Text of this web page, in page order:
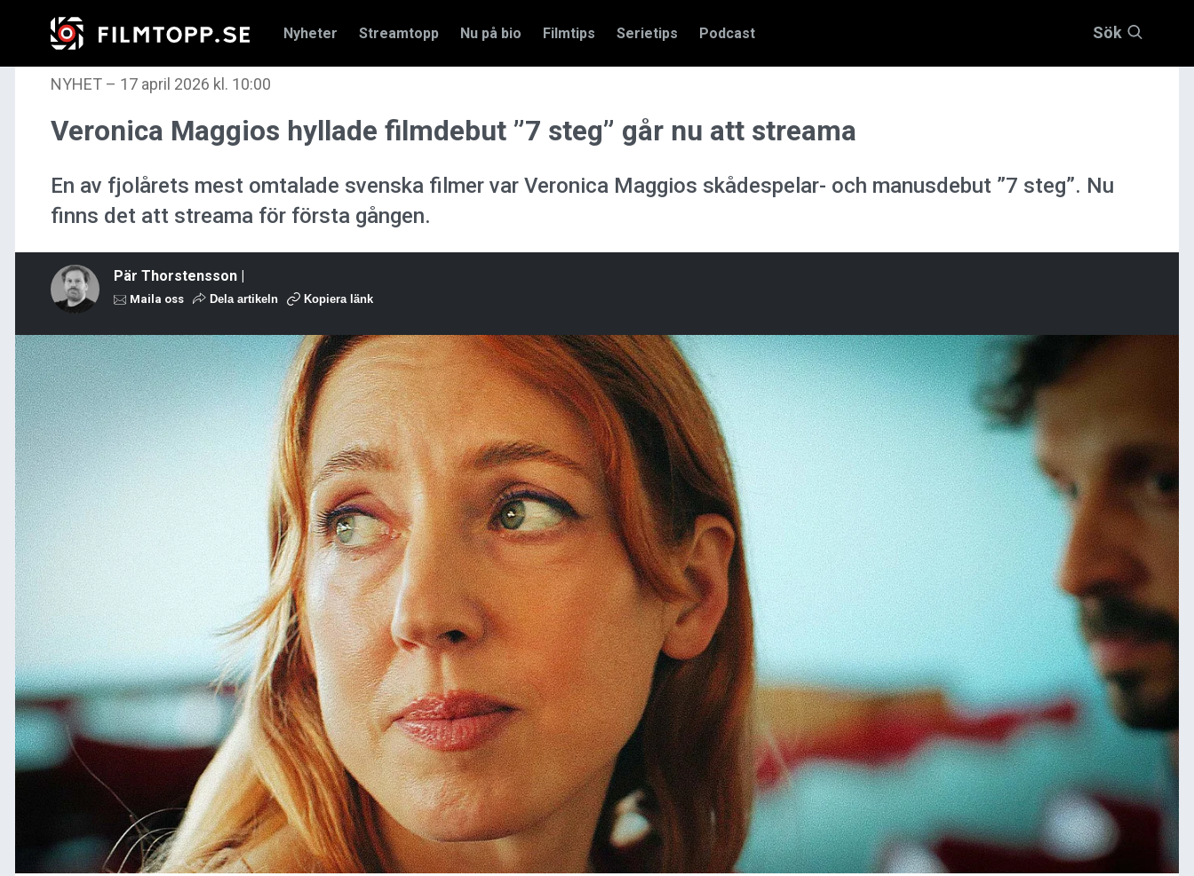
Nyheter Streamtopp Nu på bio Filmtips Serietips Podcast Sök
NYHET – 17 april 2026 kl. 10:00
Veronica Maggios hyllade filmdebut ”7 steg” går nu att streama
En av fjolårets mest omtalade svenska filmer var Veronica Maggios skådespelar- och manusdebut ”7 steg”. Nu
finns det att streama för första gången.
Pär Thorstensson |
Maila oss Dela artikeln Kopiera länk